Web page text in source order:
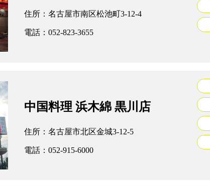
住所：名古屋市南区松池町3-12-4
電話：052-823-3655
中国料理 浜木綿 黒川店
住所：名古屋市北区金城3-12-5
電話：052-915-6000